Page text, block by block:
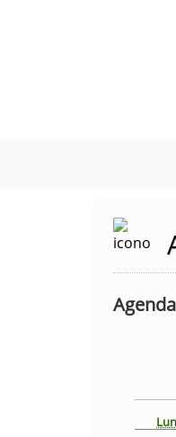
Lun